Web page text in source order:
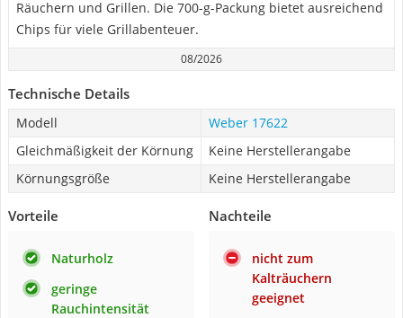
Räuchern und Grillen. Die 700-g-Packung bietet ausreichend
Chips für viele Grillabenteuer.
08/2026
Technische Details
Modell
Weber 17622
Gleichmäßigkeit der Körnung
Keine Herstellerangabe
Körnungsgröße
Keine Herstellerangabe
Vorteile
Naturholz
geringe
Rauchintensität
Nachteile
nicht zum
Kalträuchern
geeignet